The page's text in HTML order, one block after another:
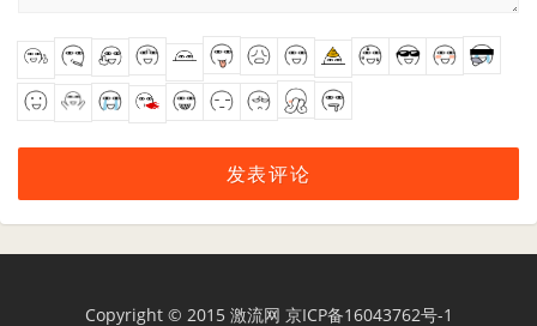
Copyright © 2015 激流网 京ICP备16043762号-1